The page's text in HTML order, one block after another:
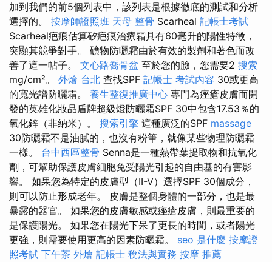
加到我們的前5個列表中，該列表是根據徹底的測試和分析
選擇的。 按摩師證照班 天母 整骨 Scarheal 記帳士考試
Scarheal疤痕估算矽疤痕治療霜具有60毫升的陽性特徵，
突顯其競爭對手。 礦物防曬霜由於有效的製劑和著色而改
善了這一帖子。 文心路喬骨盆 至於您的臉，您需要2 搜索
mg/cm²。 外燴 台北 查找SPF 記帳士 考試內容 30或更高
的寬光譜防曬霜。 養生整復推廣中心 專門為痤瘡皮膚而開
發的英雄化妝品盾牌超級燈防曬霜SPF 30中包含17.53％的
氧化鋅（非納米）。 搜索引擎 這種廣泛的SPF massage
30防曬霜不是油膩的，也沒有粉筆，就像某些物理防曬霜
一樣。 台中西區整骨 Senna是一種熱帶葉提取物和抗氧化
劑，可幫助保護皮膚細胞免受陽光引起的自由基的有害影
響。 如果您為特定的皮膚型（II-V）選擇SPF 30個成分，
則可以防止形成老年。 皮膚是整個身體的一部分，也是最
暴露的器官。 如果您的皮膚敏感或痤瘡皮膚，則最重要的
是保護陽光。 如果您在陽光下呆了更長的時間，或者陽光
更強，則需要使用更高的因素防曬霜。 seo 是什麼 按摩證
照考試 下午茶 外燴 記帳士 稅法與實務 按摩 推薦